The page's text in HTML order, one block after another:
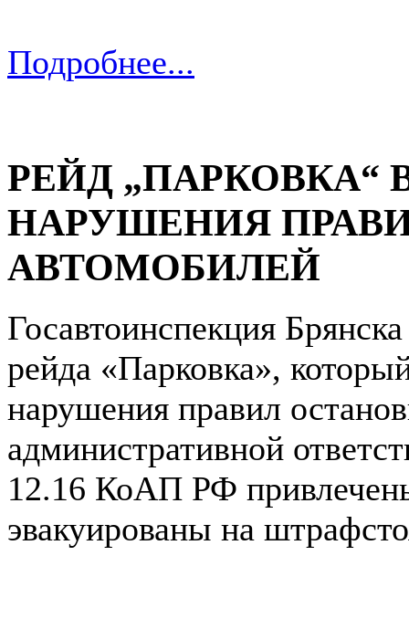
Подробнее...
РЕЙД „ПАРКОВКА“
НАРУШЕНИЯ
АВТОМОБИЛЕЙ
Госавтоинспекция
рейда «Парковка»,
нарушения правил
административной
12.16 КоАП РФ
эвакуированы на